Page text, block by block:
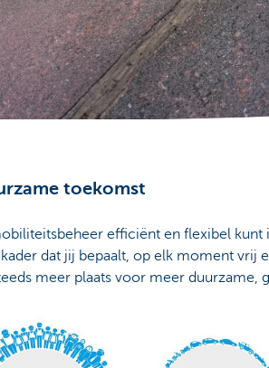
toekomst
efficiënt en flexibel kunt
dat jij bepaalt, op elk moment vrij
meer plaats voor meer duurzame,